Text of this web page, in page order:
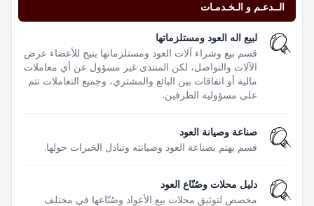
الــدعـم و الـخـدمـات
لبيع اله العود ومستلزماتها
قسم بيع وشراء آلات العود ومستلزماتها يتيح للأعضاء عرض
الآلات والتواصل، لكن المنتدى غير مسؤول عن أي معاملات
مالية أو اتفاقات بين البائع والمشتري، وجميع التعاملات تتم
على مسؤولية الطرفين.
صناعة وصيانة العود
قسم يهتم بصناعة العود وصيانته وتبادل الخبرات حولها.
دليل محلات وصُنّاع العود
مخصص لتوثيق محلات بيع الأعواد وصُنّاعها في مختلف